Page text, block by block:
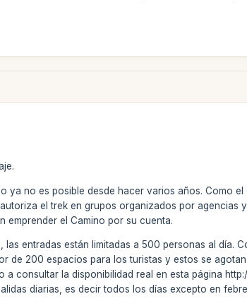
ya no es posible desde hacer varios años. Como
el trek en grupos organizados por agencias
emprender el Camino por su cuenta.
las entradas están limitadas a 500 personas al
de 200 espacios para los turistas y estos se
a consultar la disponibilidad real en esta página
diarias, es decir todos los días excepto en